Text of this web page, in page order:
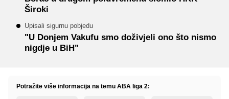
Široki
Upisali sigurnu pobjedu
"U Donjem Vakufu smo doživjeli ono što nismo
nigdje u BiH"
Potražite više informacija na temu ABA liga 2: